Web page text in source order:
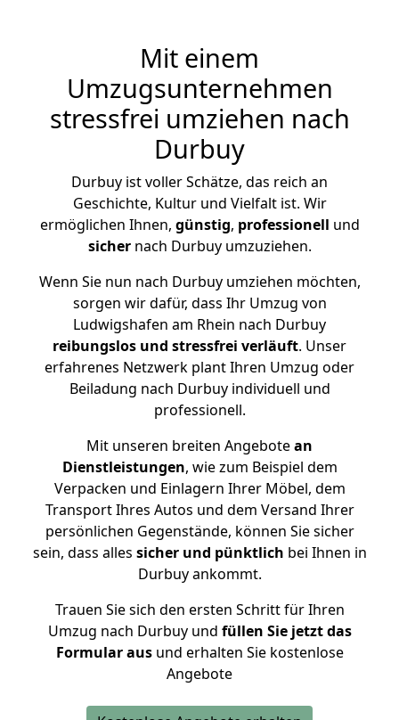
Mit einem
Umzugsunternehmen
stressfrei umziehen nach
Durbuy
Durbuy ist voller Schätze, das reich an
Geschichte, Kultur und Vielfalt ist. Wir
ermöglichen Ihnen, günstig, professionell und
sichernach Durbuy umzuziehen.
Wenn Sie nun nach Durbuy umziehen möchten,
sorgen wir dafür, dass Ihr Umzug von
Ludwigshafen am Rhein nach Durbuy
reibungslos und stressfrei verläuft. Unser
erfahrenes Netzwerk plant Ihren Umzug oder
Beiladung nach Durbuy individuell und
professionell.
Mit unseren breiten Angebotean
Dienstleistungen, wie zum Beispiel dem
Verpacken und Einlagern Ihrer Möbel, dem
Transport Ihres Autos und dem Versand Ihrer
persönlichen Gegenstände, können Sie sicher
sein, dass alles sicher und pünktlich bei Ihnen in
Durbuy ankommt.
Trauen Sie sich den ersten Schritt für Ihren
Umzug nach Durbuy und füllen Sie jetzt das
Formular ausund erhalten Sie kostenlose
Angebote